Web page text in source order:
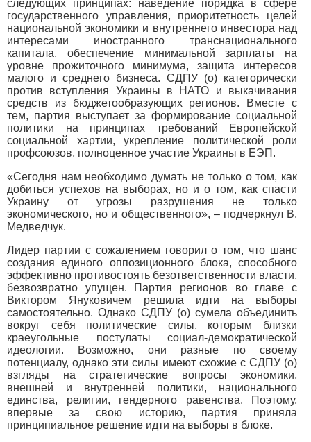
следующих принципах: наведение порядка в сфере
государственного управления, приоритетность целей
национальной экономики и внутреннего инвестора над
интересами иностранного транснационального
капитала, обеспечение минимальной зарплаты на
уровне прожиточного минимума, защита интересов
малого и среднего бизнеса. СДПУ (о) категорически
против вступления Украины в НАТО и выкачивания
средств из бюджетообразующих регионов. Вместе с
тем, партия выступает за формирование социальной
политики на принципах требований Европейской
социальной хартии, укрепление политической роли
профсоюзов, полноценное участие Украины в ЕЭП.
«Сегодня нам необходимо думать не только о том, как
добиться успехов на выборах, но и о том, как спасти
Украину от угрозы разрушения не только
экономического, но и общественного», – подчеркнул В.
Медведчук.
Лидер партии с сожалением говорил о том, что шанс
создания единого оппозиционного блока, способного
эффективно противостоять безответственности власти,
безвозвратно упущен. Партия регионов во главе с
Виктором Януковичем решила идти на выборы
самостоятельно. Однако СДПУ (о) сумела объединить
вокруг себя политические силы, которым близки
краеугольные постулаты социал-демократической
идеологии. Возможно, они разные по своему
потенциалу, однако эти силы имеют схожие с СДПУ (о)
взгляды на стратегические вопросы экономики,
внешней и внутренней политики, национального
единства, религии, гендерного равенства. Поэтому,
впервые за свою историю, партия приняла
принципиальное решение идти на выборы в блоке.